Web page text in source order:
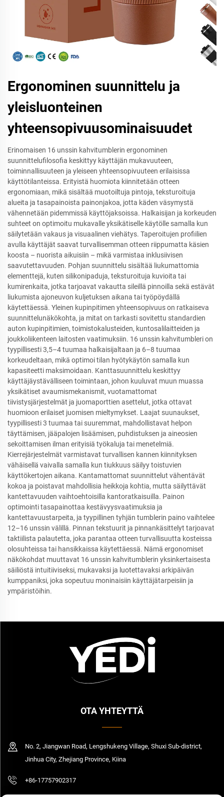
Ergonominen suunnittelu ja
yleisluonteinen
yhteensopivuusominaisuudet
Erinomaisen 16 unssin kahvitumblerin ergonominen
suunnittelufilosofia keskittyy käyttäjän mukavuuteen,
toiminnallisuuteen ja yleiseen yhteensopivuuteen erilaisissa
käyttötilanteissa. Erityistä huomiota kiinnitetään otteen
ergonomiaan, mikä sisältää muotoiltuja pintoja, teksturoituja
alueita ja tasapainoista painonjakoa, jotta käden väsymystä
vähennetään pidemmissä käyttöjaksoissa. Halkaisijan ja korkeuden
suhteet on optimoitu mukavalle yksikätiselle käytölle samalla kun
säilytetään vakaus ja visuaalinen viehätys. Taperoitujen profiilien
avulla käyttäjät saavat turvallisemman otteen riippumatta käsien
koosta – nuorista aikuisiin – mikä varmistaa inklusiivisen
saavutettavuuden. Pohjan suunnittelu sisältää liukumattomia
elementtejä, kuten silikonipaduja, teksturoituja kuvioita tai
kumirenkaita, jotka tarjoavat vakautta sileillä pinnoilla sekä estävät
liukumista ajoneuvon kuljetuksen aikana tai työpöydällä
käytettäessä. Yleinen kupinpitimen yhteensopivuus on ratkaiseva
suunnittelunäkökohta, ja mitat on tarkasti sovitettu standardien
auton kupinpitimien, toimistokalusteiden, kuntosalilaitteiden ja
joukkoliikenteen laitosten vaatimuksiin. 16 unssin kahvitumbleri on
tyypillisesti 3,5–4 tuumaa halkaisijaltaan ja 6–8 tuumaa
korkeudeltaan, mikä optimoi tilan hyötykäytön samalla kun
kapasiteetti maksimoidaan. Kanttasuunnittelu keskittyy
käyttäjäystävälliseen toimintaan, johon kuuluvat muun muassa
yksikätiset avaumismekanismit, vuotamattomat
tiivistysjärjestelmät ja juomaporttien asettelut, jotka ottavat
huomioon erilaiset juomisen mieltymykset. Laajat suunaukset,
tyypillisesti 3 tuumaa tai suuremmat, mahdollistavat helpon
täyttämisen, jääpalojen lisäämisen, puhdistuksen ja aineosien
sekoittamisen ilman erityisiä työkaluja tai menetelmiä.
Kierrejärjestelmät varmistavat turvallisen kannen kiinnityksen
vähäisellä vaivalla samalla kun tiukkuus säilyy toistuvien
käyttökertojen aikana. Kantamattomat suunnittelut vähentävät
kokoa ja poistavat mahdollisia heikkoja kohtia, mutta säilyttävät
kantettavuuden vaihtoehtoisilla kantoratkaisuilla. Painon
optimointi tasapainottaa kestävyysvaatimuksia ja
kantettavuustarpeita, ja tyypillinen tyhjän tumblerin paino vaihtelee
12–16 unssin välillä. Pinnan tekstuurit ja pinnankäsittelyt tarjoavat
taktiilista palautetta, joka parantaa otteen turvallisuutta kosteissa
olosuhteissa tai hansikkaissa käytettäessä. Nämä ergonomiset
näkökohdat muuttavat 16 unssin kahvitumblerin yksinkertaisesta
säiliöstä intuitiiviseksi, mukavaksi ja luotettavaksi arkipäivän
kumppaniksi, joka sopeutuu moninaisiin käyttäjätarpeisiin ja
ympäristöihin.
OTA YHTEYTTÄ
No. 2, Jiangwan Road, Lengshukeng Village, Shuxi Sub-district,
Jinhua City, Zhejiang Province, Kiina
+86-17757902317